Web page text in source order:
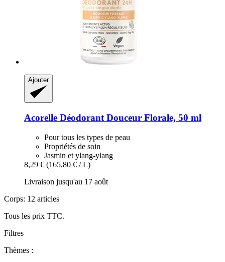
Ajouter
Acorelle Déodorant Douceur Florale, 50 ml
Pour tous les types de peau
Propriétés de soin
Jasmin et ylang-ylang
8,29 € (165,80 € / L)
Livraison jusqu'au 17 août
Corps: 12 articles
Tous les prix TTC.
Filtres
Thèmes :